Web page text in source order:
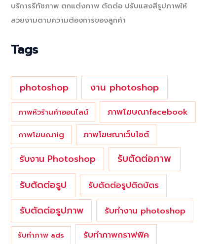
บริการรีทัชภาพ ตกแต่งภาพ ตัดต่อ ปรับแสงสีรูปภาพให้
สวยงามตามความต้องการของลูกค้า
Tags
photoshop งาน photoshop
ภาพหัวร้านค้าออนไลน์ ภาพโฆษณาfacebook
ภาพโฆษณาig ภาพโฆษณาเว็บไซต์
รับงาน Photoshop
รับตัดต่อภาพ
รับตัดต่อรูป
รับตัดต่อรูปติดบัตร
รับตัดต่อรูปภาพ รับทำงาน photoshop
รับทำภาพ ads รับทำภาพกราฟฟิค